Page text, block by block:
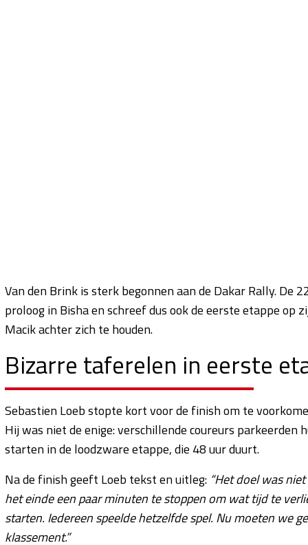
Van den Brink is sterk begonnen aan de Dakar Rally.
proloog in Bisha en schreef dus ook de eerste etappe
Macik achter zich te houden.
Bizarre taferelen in eerste
Sebastien Loeb stopte kort voor de finish om te
Hij was niet de enige: verschillende coureurs
starten in de loodzware etappe, die 48 uur duurt.
Na de finish geeft Loeb tekst en uitleg: “Het doel was
het einde een paar minuten te stoppen om wat tijd te
starten. Iedereen speelde hetzelfde spel. Nu moeten we
klassement.”